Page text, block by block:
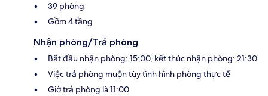
39 phòng
Gồm 4 tầng
Nhận phòng/Trả phòng
Bắt đầu nhận phòng: 15:00, kết thúc nhận phòng: 21:30
Việc trả phòng muộn tùy tình hình phòng thực tế
Giờ trả phòng là 11:00